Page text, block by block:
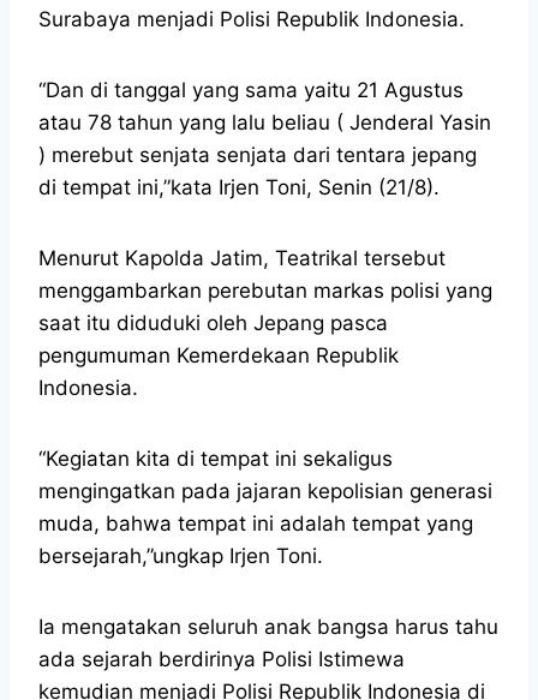
Surabaya menjadi Polisi Republik Indonesia.
“Dan di tanggal yang sama yaitu 21 Agustus
atau 78 tahun yang lalu beliau ( Jenderal Yasin
) merebut senjata senjata dari tentara jepang
di tempat ini,”kata Irjen Toni, Senin (21/8).
Menurut Kapolda Jatim, Teatrikal tersebut
menggambarkan perebutan markas polisi yang
saat itu diduduki oleh Jepang pasca
pengumuman Kemerdekaan Republik
Indonesia.
“Kegiatan kita di tempat ini sekaligus
mengingatkan pada jajaran kepolisian generasi
muda, bahwa tempat ini adalah tempat yang
bersejarah,”ungkap Irjen Toni.
Ia mengatakan seluruh anak bangsa harus tahu
ada sejarah berdirinya Polisi Istimewa
kemudian menjadi Polisi Republik Indonesia di